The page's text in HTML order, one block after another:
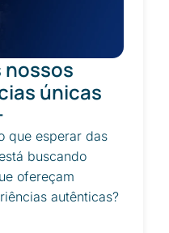
nossos
únicas
que esperar das
buscando
ofereçam
autênticas?